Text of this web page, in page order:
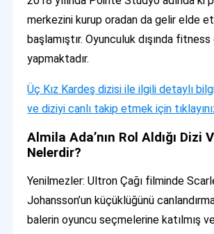
merkezini kurup oradan da gelir elde
başlamıştır. Oyunculuk dışında
yapmaktadır.
Üç Kız Kardeş dizisi ile ilgili detaylı
ve diziyi canlı takip etmek için
Almila Ada’nın Rol Aldığı Dizi
Nelerdir?
Yenilmezler: Ultron Çağı filminde
Johansson’un küçüklüğünü
balerin oyuncu seçmelerine katılmış